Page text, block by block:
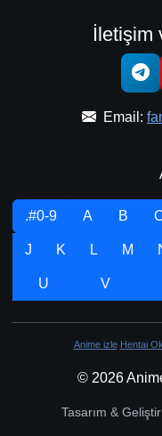
İletişim
Email:
.#0-9 A B
J K L M
U V
Anime izle Hentai
© 2026
Tasarım &